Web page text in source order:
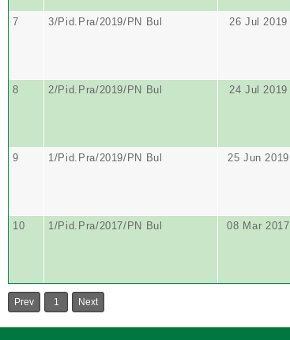
7 3/Pid.Pra/2019/PN Bul 26 Jul 2019
8 2/Pid.Pra/2019/PN Bul 24 Jul 2019
9 1/Pid.Pra/2019/PN Bul 25 Jun 2019
10 1/Pid.Pra/2017/PN Bul 08 Mar 2017
Prev 1 Next